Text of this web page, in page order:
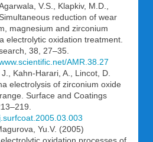
V.S., Klapkiv, M.D.,
reduction of wear
magnesium and zirconium
electrolytic oxidation treatment.
38, 27–35.
AMR.38.27
Kahn-Harari, A., Lincot, D.
electrolysis of zirconium oxide
Surface and Coatings
Yu.V. (2005)